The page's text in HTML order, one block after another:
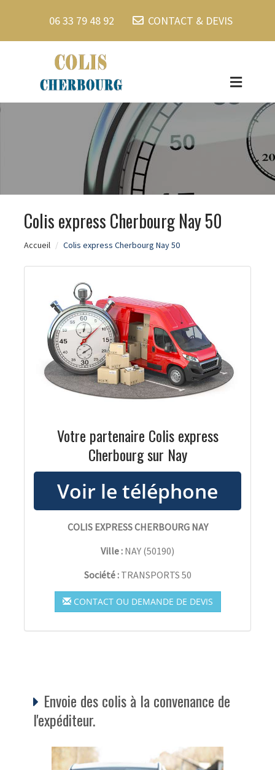
06 33 79 48 92 CONTACT & DEVIS
Colis express Cherbourg Nay 50
Accueil Colis express Cherbourg Nay 50
Votre partenaire Colis express
Cherbourg sur Nay
COLIS EXPRESS CHERBOURG NAY
Ville : NAY (50190)
Société : TRANSPORTS 50
CONTACT OU DEMANDE DE DEVIS
Envoie des colis à la convenance de
l'expéditeur.